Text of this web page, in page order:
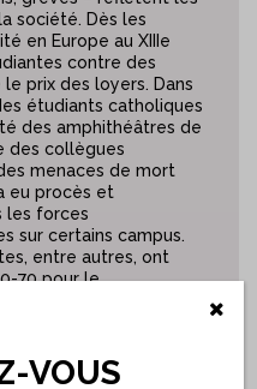
société. Dès les
en Europe au XIIIe
contre des
prix des loyers. Dans
étudiants catholiques
des amphithéâtres de
des collègues
menaces de mort
eu procès et
les forces
sur certains campus.
entre autres, ont
70 pour le
académique
VOUS